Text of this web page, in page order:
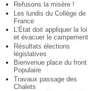
Refusons la misère !
Les lundis du Collège de
France
L’État doit appliquer la loi
et évacuer le campement
Résultats élections
législatives
Bienvenue place du front
Populaire
Travaux passage des
Chalets